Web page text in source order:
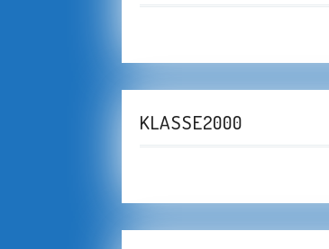
KLASSE2000